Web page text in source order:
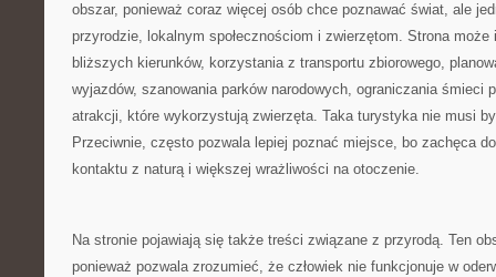
obszar, ponieważ coraz więcej osób chce poznawać świat, ale
przyrodzie, lokalnym społecznościom i zwierzętom. Strona może
bliższych kierunków, korzystania z transportu zbiorowego,
wyjazdów, szanowania parków narodowych, ograniczania śmieci
atrakcji, które wykorzystują zwierzęta. Taka turystyka nie musi
Przeciwnie, często pozwala lepiej poznać miejsce, bo zachęca
kontaktu z naturą i większej wrażliwości na otoczenie.
Na stronie pojawiają się także treści związane z przyrodą. Ten
ponieważ pozwala zrozumieć, że człowiek nie funkcjonuje w